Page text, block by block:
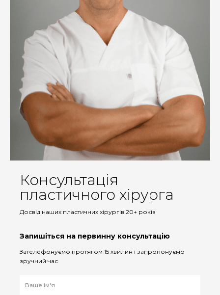
Консультація
пластичного хірурга
Досвід наших пластичних хірургів 20+ років
Запишіться на первинну консультацію
Зателефонуємо протягом 15 хвилин і запропонуємо
зручний час